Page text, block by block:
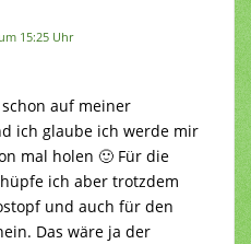
15:25 Uhr
auf meiner
ich glaube ich werde mir
mal holen 🙂 Für die
ich aber trotzdem
und auch für den
Das wäre ja der